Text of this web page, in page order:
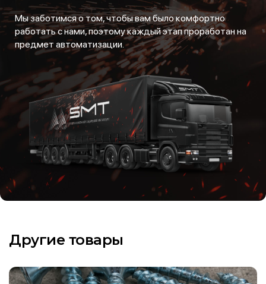
Мы заботимся о том, чтобы вам было комфортно
работать с нами, поэтому каждый этап проработан на
предмет автоматизации.
Другие товары